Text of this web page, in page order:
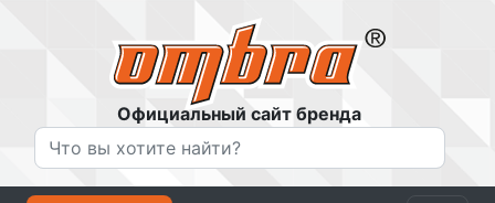
Официальный сайт бренда